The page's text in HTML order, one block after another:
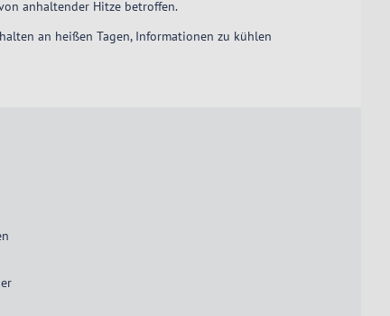
anhaltender Hitze betroffen.
an heißen Tagen, Informationen zu kühlen